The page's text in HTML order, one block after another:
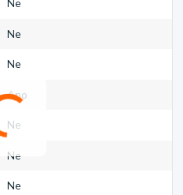
Ne
Ne
Ne
Ano
Ne
Ne
Ne